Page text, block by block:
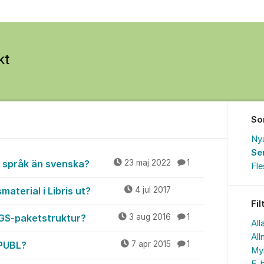
än svenska? 23 maj 2022 1
i Libris ut? 4 jul 2017
paketstruktur? 3 aug 2016 1
7 apr 2015 1